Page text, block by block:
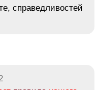
справедливостей